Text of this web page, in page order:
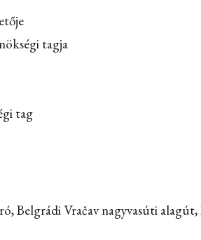
tagja
tag
Belgrádi Vračav nagyvasúti